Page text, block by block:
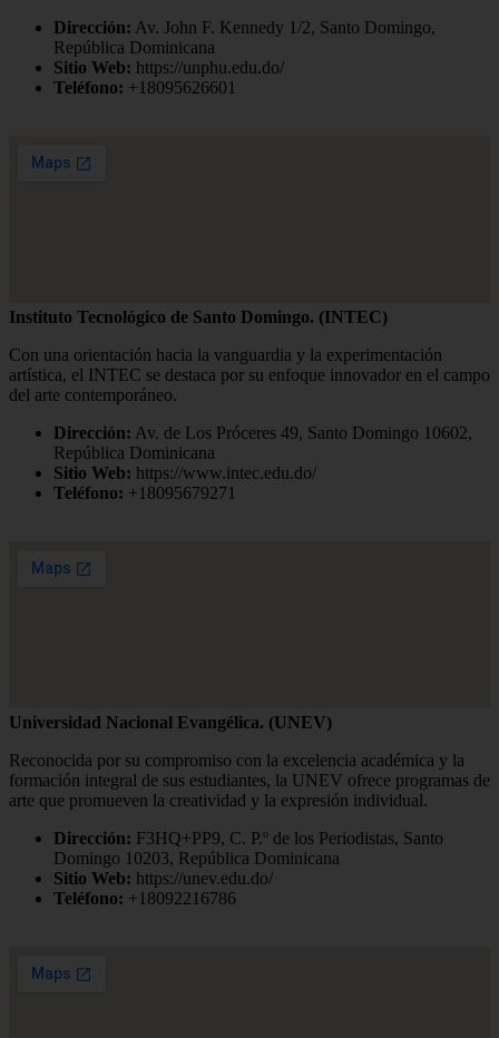
Dirección: Av. John F. Kennedy 1/2, Santo Domingo,
República Dominicana
Sitio Web: https://unphu.edu.do/
Teléfono: +18095626601
Instituto Tecnológico de Santo Domingo. (INTEC)
Con una orientación hacia la vanguardia y la experimentación
artística, el INTEC se destaca por su enfoque innovador en el campo
del arte contemporáneo.
Dirección: Av. de Los Próceres 49, Santo Domingo 10602,
República Dominicana
Sitio Web: https://www.intec.edu.do/
Teléfono: +18095679271
Universidad Nacional Evangélica. (UNEV)
Reconocida por su compromiso con la excelencia académica y la
formación integral de sus estudiantes, la UNEV ofrece programas de
arte que promueven la creatividad y la expresión individual.
Dirección: F3HQ+PP9, C. P.º de los Periodistas, Santo
Domingo 10203, República Dominicana
Sitio Web: https://unev.edu.do/
Teléfono: +18092216786